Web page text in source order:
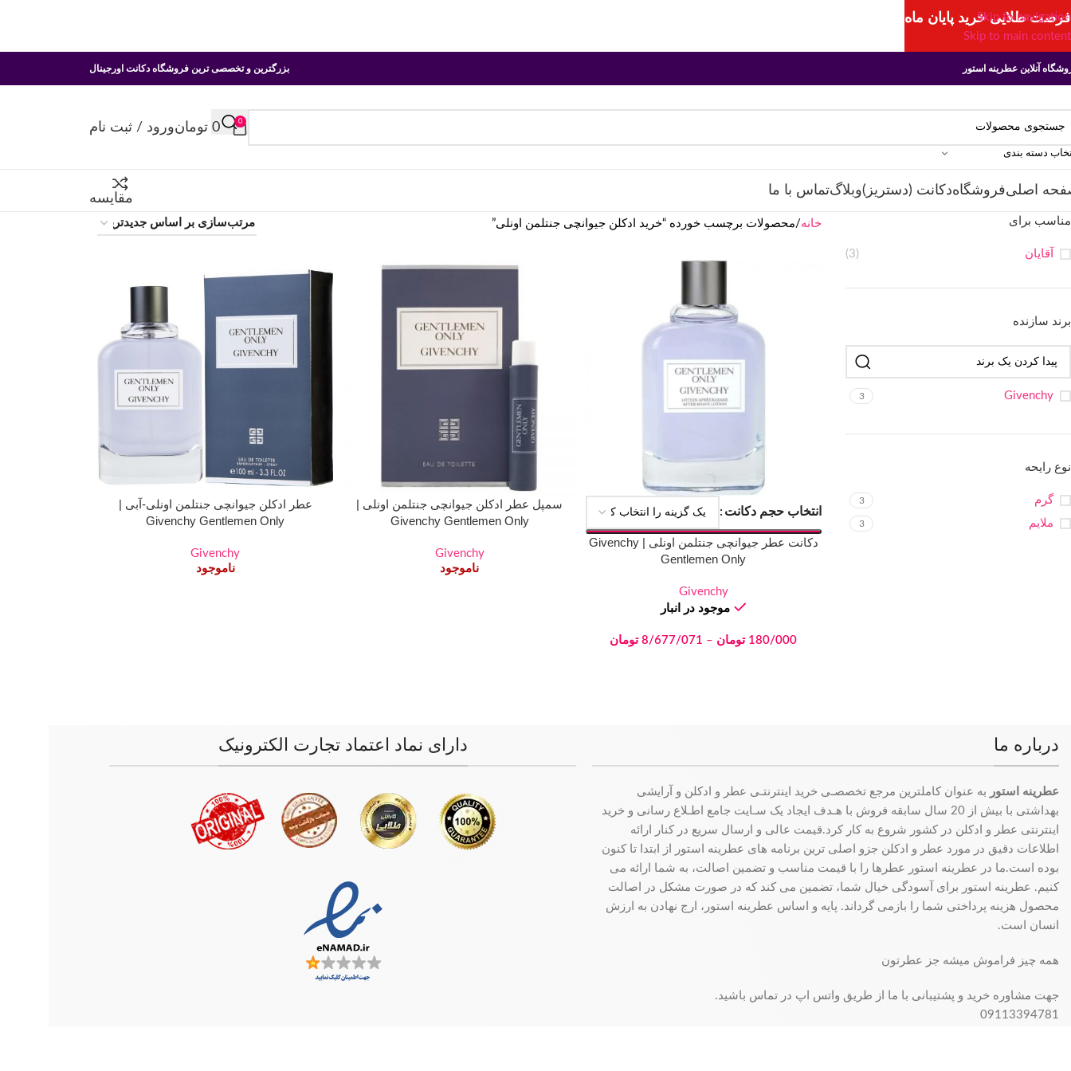
Skip to navigation
Skip to main content
آنلاین عطرینه استور بزرگترین و تخصصی ترین فروشگاه دکانت اورجینال
دسته بندی
0
0 تومانورود / ثبت نام
اصلیفروشگاهدکانت (دستریز)وبلاگتماس با ما
مقایسه
مناسب برای
آقایان (3)
برند سازنده
Givenchy
3
نوع رایحه
گرم 3
ملایم 3
خانه محصولات برچسب خورده “خرید ادکلن جیوانچی جنتلمن اونلی”
انتخاب حجم دکانت
دکانت عطر جیوانچی جنتلمن اونلی | Givenchy
Gentlemen Only
Givenchy
موجود در انبار
180/000 تومان –
8/677/071 تومان
سمپل عطر ادکلن جیوانچی جنتلمن اونلی |
Givenchy Gentlemen Only
Givenchy
ناموجود
عطر ادکلن جیوانچی جنتلمن اونلی-آبی |
Givenchy Gentlemen Only
Givenchy
ناموجود
درباره ما
عطرینه استور به عنوان کاملترین مرجع تخصصـی خرید اینترنتـی عطر و ادکلن و آرایشی
بهداشتی با بیش از 20 سال سابقه فروش با هـدف ایجاد یک سـایت جامع اطـلاع رسانی و خرید
اینترنتی عطر و ادکلن در کشور شروع به کار کرد.قیمت عالی و ارسال سریع در کنار ارائه
اطلاعات دقیق در مورد عطر و ادکلن جزو اصلی ترین برنامه های عطرینه استور از ابتدا تا کنون
بوده است.ما در عطرینه استور عطرها را با قیمت مناسب و تضمین اصالت، به شما ارائه می
کنیم. عطرینه استور برای آسودگی خیال شما، تضمین می کند که در صورت مشکل در اصالت
محصول هزینه پرداختی شما را بازمی گرداند. پایه و اساس عطرینه استور، ارج نهادن به ارزش
انسان است.
همه چیز فراموش میشه جز عطرتون
جهت مشاوره خرید و پشتیبانی با ما از طریق واتس اپ در تماس باشید.
09113394781
دارای نماد اعتماد تجارت الکترونیک
فرصت طلایی خرید پایان ماه